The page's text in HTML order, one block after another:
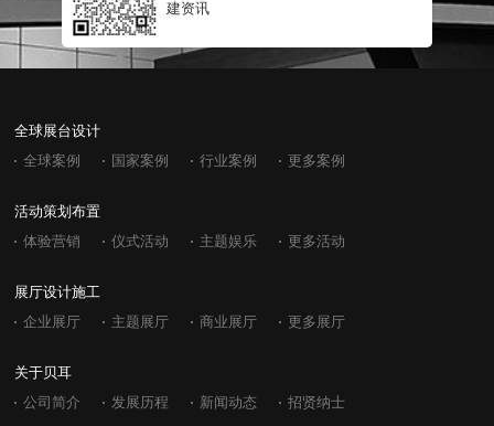
建资讯
全球展台设计
全球案例 国家案例 行业案例 更多案例
活动策划布置
体验营销 仪式活动 主题娱乐 更多活动
展厅设计施工
企业展厅 主题展厅 商业展厅 更多展厅
关于贝耳
公司简介 发展历程 新闻动态 招贤纳士